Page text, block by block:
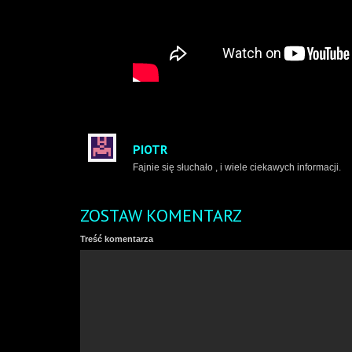
PIOTR
Fajnie się słuchało , i wiele ciekawych informacji.
ZOSTAW KOMENTARZ
Treść komentarza